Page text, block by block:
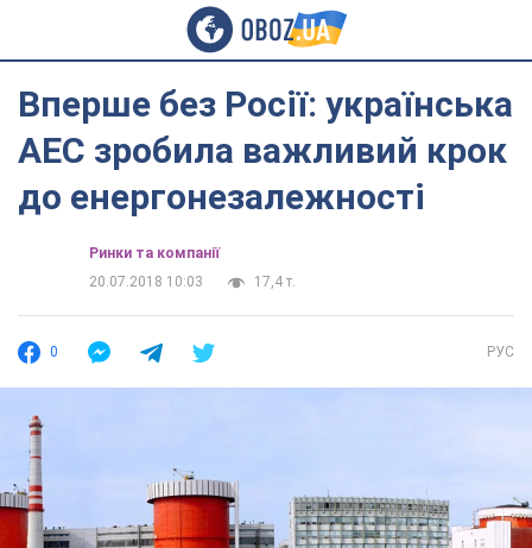
Вперше без Росії: українська
АЕС зробила важливий крок
до енергонезалежності
Ринки та компанії
20.07.2018 10:03
17,4 т.
0 РУС